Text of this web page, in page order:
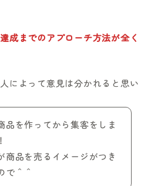
成までのアプローチ方法が全く
によって意見は分かれると思い
品を作ってから集客をしま
商品を売るイメージがつき
で＾＾